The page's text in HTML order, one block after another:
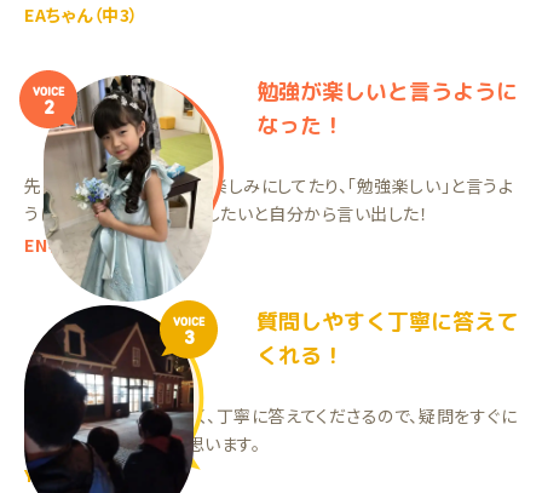
EAちゃん（中3）
VOICE
2
勉強が楽しいと言うように
なった！
先生が大好きで来るのを楽しみにしてたり、「勉強楽しい」と言うよ
うになったり、週2に増やしたいと自分から言い出した！
ENちゃん（小3）
VOICE
3
質問しやすく丁寧に答えて
くれる！
今の先生は質問しやすく、丁寧に答えてくださるので、疑問をすぐに
解決できているように思います。
YYくん（中2）